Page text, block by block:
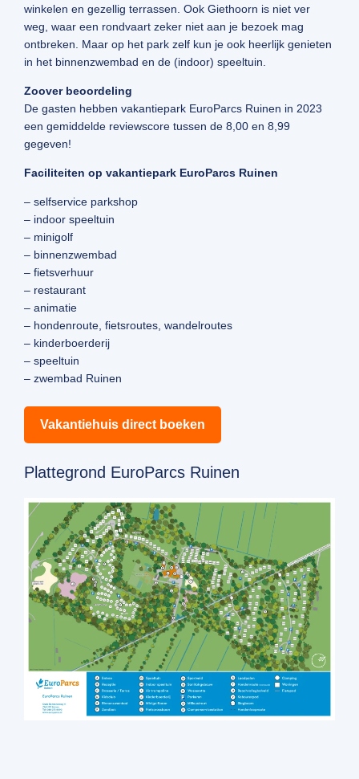
winkelen en gezellig terrassen. Ook Giethoorn is niet ver
weg, waar een rondvaart zeker niet aan je bezoek mag
ontbreken. Maar op het park zelf kun je ook heerlijk genieten
in het binnenzwembad en de (indoor) speeltuin.
Zoover beoordeling
De gasten hebben vakantiepark EuroParcs Ruinen in 2023
een gemiddelde reviewscore tussen de 8,00 en 8,99
gegeven!
Faciliteiten op vakantiepark EuroParcs Ruinen
– selfservice parkshop
– indoor speeltuin
– minigolf
– binnenzwembad
– fietsverhuur
– restaurant
– animatie
– hondenroute, fietsroutes, wandelroutes
– kinderboerderij
– speeltuin
– zwembad Ruinen
Vakantiehuis direct boeken
Plattegrond EuroParcs Ruinen